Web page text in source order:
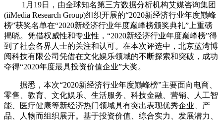
1月19日，由全球知名第三方数据分析机构艾媒咨询集团
(iiMedia Research Group)组织开展的“2020新经济行业年度巅峰
榜”获奖名单在“2020新经济行业年度巅峰榜颁奖典礼”上重磅
揭晓。凭借权威性和专业性，“2020新经济行业年度巅峰榜”得
到了社会各界人士的关注和认可。在本次评选中，北京蓝湾博
阅科技有限公司凭借在文化娱乐领域的不断探索和突破，成功
夺得“2020年度最具投资价值企业”大奖。
据悉，本次“2020新经济行业年度巅峰榜”主要面向电商、
零售、教育、文化娱乐、生活服务、科技金融、营销、人工智
能、医疗健康等新经济热门领域具有突出表现优秀企业、产
品、人物而组织展开。基于投资价值、综合实力、发展潜力、